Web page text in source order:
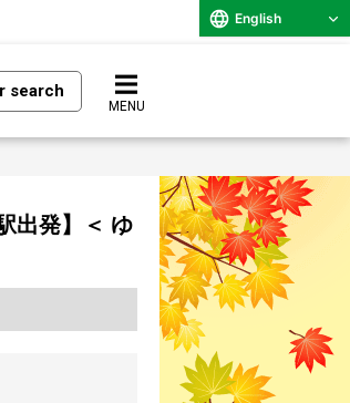
English
search
MENU
出発】＜ ゆ